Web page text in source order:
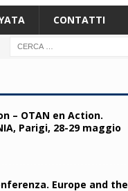
CONTATTI
– OTAN en Action.
Parigi, 28-29 maggio
Europe and the